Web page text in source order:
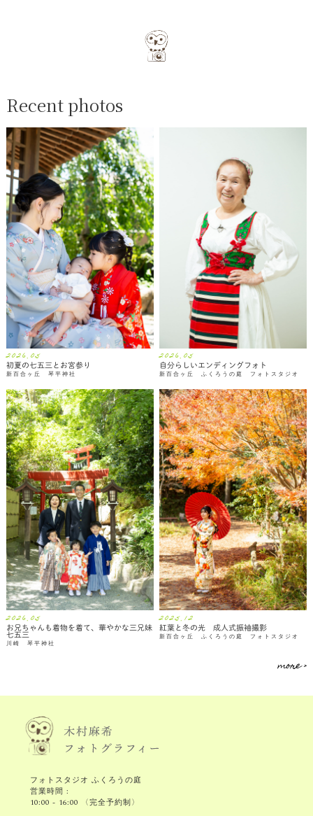
Recent photos
2026.05
初夏の七五三とお宮参り
新百合ヶ丘 琴平神社
2026.05
自分らしいエンディングフォト
新百合ヶ丘 ふくろうの庭 フォトスタジオ
2026.05
お兄ちゃんも着物を着て、華やかな三兄妹
七五三
川崎 琴平神社
2025.12
紅葉と冬の光 成人式振袖撮影
新百合ヶ丘 ふくろうの庭 フォトスタジオ
more >
フォトスタジオ ふくろうの庭
営業時間 :
10:00 - 16:00 〈完全予約制〉